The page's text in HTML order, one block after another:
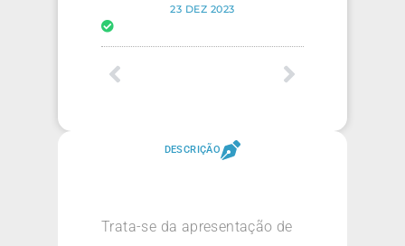
23 DEZ 2023
DESCRIÇÃO
Trata-se da apresentação de